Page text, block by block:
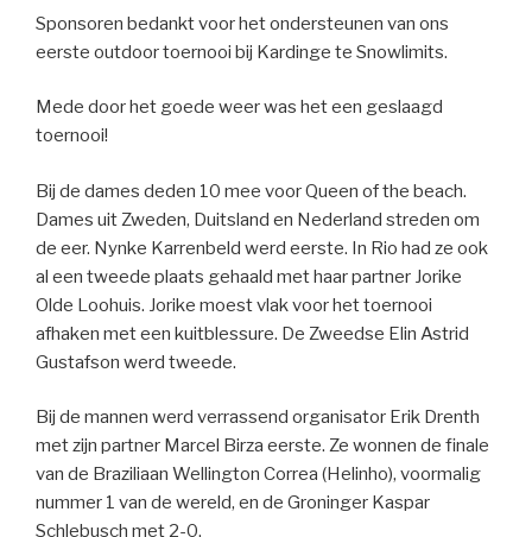
Sponsoren bedankt voor het ondersteunen van ons
eerste outdoor toernooi bij Kardinge te Snowlimits.
Mede door het goede weer was het een geslaagd
toernooi!
Bij de dames deden 10 mee voor Queen of the beach.
Dames uit Zweden, Duitsland en Nederland streden om
de eer. Nynke Karrenbeld werd eerste. In Rio had ze ook
al een tweede plaats gehaald met haar partner Jorike
Olde Loohuis. Jorike moest vlak voor het toernooi
afhaken met een kuitblessure. De Zweedse Elin Astrid
Gustafson werd tweede.
Bij de mannen werd verrassend organisator Erik Drenth
met zijn partner Marcel Birza eerste. Ze wonnen de finale
van de Braziliaan Wellington Correa (Helinho), voormalig
nummer 1 van de wereld, en de Groninger Kaspar
Schlebusch met 2-0.